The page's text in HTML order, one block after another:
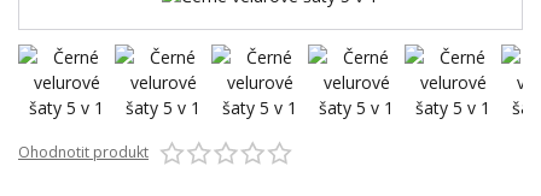
Ohodnotit produkt